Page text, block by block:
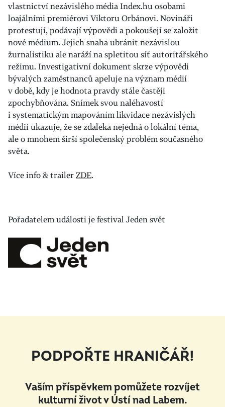
vlastnictví nezávislého média Index.hu osobami
loajálními premiérovi Viktoru Orbánovi. Novináři
protestují, podávají výpovědi a pokoušejí se založit
nové médium. Jejich snaha ubránit nezávislou
žurnalistiku ale naráží na spletitou síť autoritářského
režimu. Investigativní dokument skrze výpovědi
bývalých zaměstnanců apeluje na význam médií
v době, kdy je hodnota pravdy stále častěji
zpochybňována. Snímek svou naléhavostí
i systematickým mapováním likvidace nezávislých
médií ukazuje, že se zdaleka nejedná o lokální téma,
ale o mnohem širší společenský problém současného
světa.
Více info & trailerZDE.
Pořadatelem události je festival Jeden svět
PODPOŘTE HRANIČÁŘ!
Vaším příspěvkem pomůžete rozvíjet
kulturní život v Ústí nad Labem.